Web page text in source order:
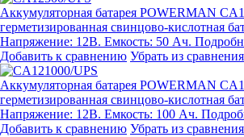
Аккумуляторная батарея POWERMAN
герметизированная свинцово-кислотная
Напряжение: 12В. Емкость: 50 Ач.
Добавить к сравнению Убрать из сравнения
Аккумуляторная батарея POWERMAN
герметизированная свинцово-кислотная
Напряжение: 12В. Емкость: 100 Ач.
Добавить к сравнению Убрать из сравнения